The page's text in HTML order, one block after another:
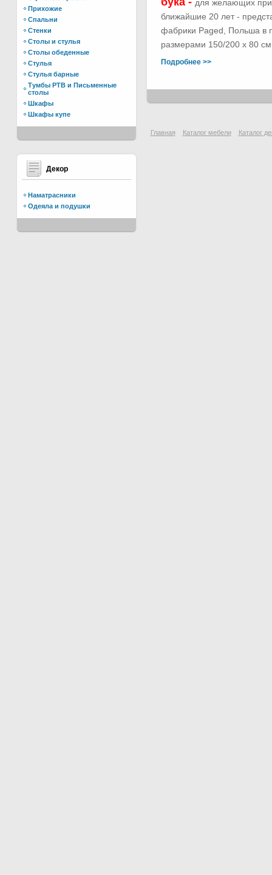
Прихожие
Спальни
Стенки
Столы и стулья
Столы обеденные
Стулья
Стулья барные
Тумбы РТВ и Письменные
столы
Шкафы
Шкафы купе
Декор
Наматрасники
Одеяла и подушки
для желающих
ближайшие 20 лет -
фабрики Paged, Польша в
размерами 150/200 х 80
Подробнее >>
Главная Каталог мебели Каталог